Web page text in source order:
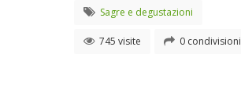
Sagre e degustazioni
745 visite 0 condivisioni